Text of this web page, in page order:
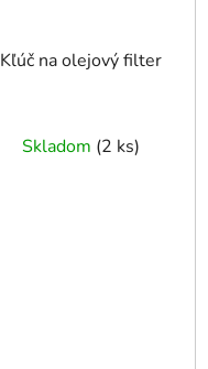
Kľúč na olejový filter
Skladom (2 ks)